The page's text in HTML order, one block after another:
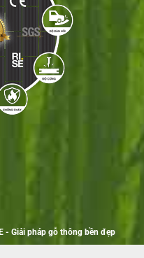
- Giải pháp gỗ thông bền đẹp